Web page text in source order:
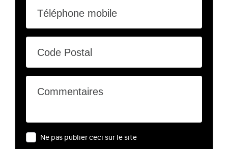
Téléphone mobile
Code Postal
Commentaires
Ne pas publier ceci sur le site